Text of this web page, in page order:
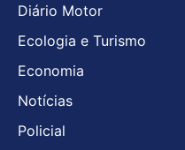
Diário Motor
Ecologia e Turismo
Economia
Notícias
Policial